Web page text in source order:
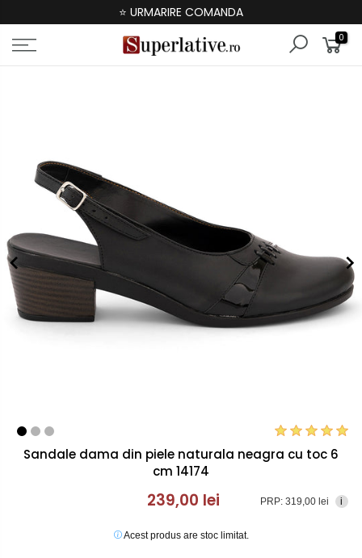
⭐ URMARIRE COMANDA
0
Sandale dama din piele naturala neagra cu toc 6
cm 14174
239,00 lei PRP: 319,00 lei i
Acest produs are stoc limitat.